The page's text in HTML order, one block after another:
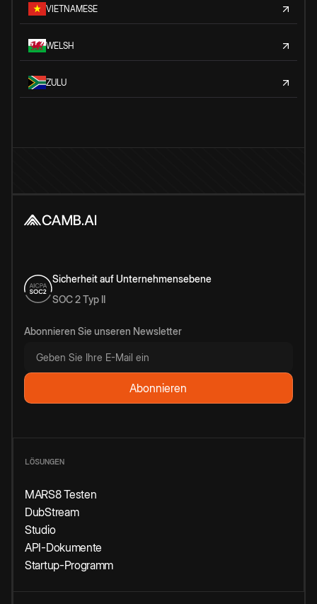
VIETNAMESE
WELSH
ZULU
Sicherheit auf Unternehmensebene
SOC 2 Typ II
Abonnieren Sie unseren Newsletter
LÖSUNGEN
MARS8 Testen
DubStream
Studio
API-Dokumente
Startup-Programm